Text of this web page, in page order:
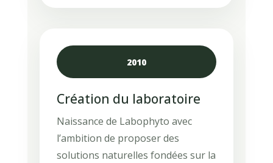
2010
Création du laboratoire
Naissance de Labophyto avec
l’ambition de proposer des
solutions naturelles fondées sur la